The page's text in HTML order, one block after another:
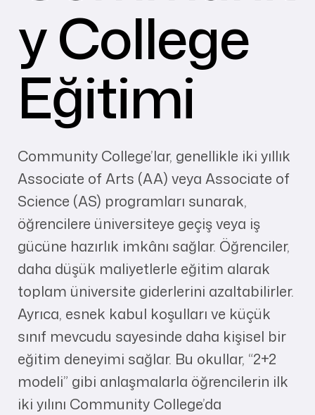
y College
Eğitimi
Community College’lar, genellikle iki yıllık
Associate of Arts (AA) veya Associate of
Science (AS) programları sunarak,
öğrencilere üniversiteye geçiş veya iş
gücüne hazırlık imkânı sağlar. Öğrenciler,
daha düşük maliyetlerle eğitim alarak
toplam üniversite giderlerini azaltabilirler.
Ayrıca, esnek kabul koşulları ve küçük
sınıf mevcudu sayesinde daha kişisel bir
eğitim deneyimi sağlar. Bu okullar, “2+2
modeli” gibi anlaşmalarla öğrencilerin ilk
iki yılını Community College’da